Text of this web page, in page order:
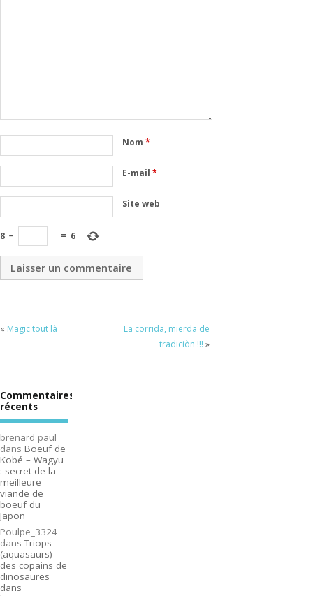
Nom*
E-mail*
Site web
8 − = 6
« Magic tout là
La corrida, mierda de
tradiciòn !!! »
Commentaires
récents
brenard paul
dans Boeuf de
Kobé – Wagyu
: secret de la
meilleure
viande de
boeuf du
Japon
Poulpe_3324
dansTriops
(aquasaurs) –
des copains de
dinosaures
dans